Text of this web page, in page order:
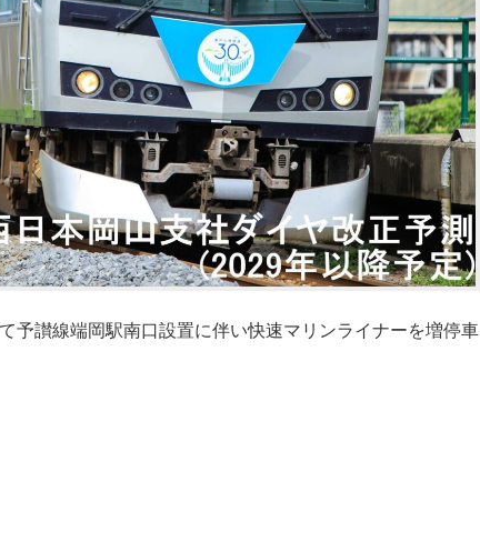
予讃線端岡駅南口設置に伴い快速マリンライナーを増停車